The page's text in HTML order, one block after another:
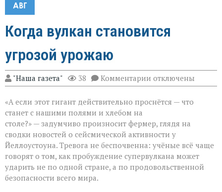
АВГ
Когда вулкан становится
угрозой урожаю
"Наша газета" 38 Комментарии к
записи
вулкан
урожаю
отключены
«А если этот гигант действительно проснётся — что
станет с нашими полями и хлебом на
столе?» — задумчиво произносит фермер, глядя на
сводки новостей о сейсмической активности у
Йеллоустоуна. Тревога не беспочвенна: учёные всё чаще
говорят о том, как пробуждение супервулкана может
ударить не по одной стране, а по продовольственной
безопасности всего мира.